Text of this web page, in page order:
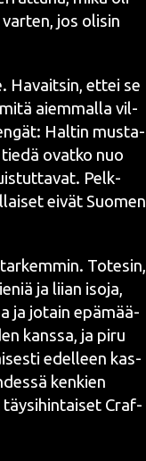
jos oli­sin
Havait­sin, ettei se
aiem­mal­la vil­
Hal­tin mus­ta­
ovat­ko nuo
Pelk­
eivät Suo­men
Tote­sin,
ja lii­an iso­ja,
ja jotain epä­mää­
kans­sa, ja piru
edel­leen kas­
ken­kien
täy­si­hin­tai­set Craf­